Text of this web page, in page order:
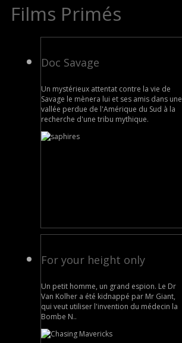
Films Primés
Doc Savage
Un mystérieux attentat contre la vie de
Savage le mènera lui et ses amis dans une
vallée perdue de l'Amérique du Sud à la
recherche d'une tribu mythique.
For your height only
Un petit homme, un grand espion. Le Dr
Van Kolher a été kidnappé par Mr Giant,
qui veut utiliser l'invention du médecin la
Bombe N..